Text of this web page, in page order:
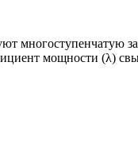
мощности (λ)